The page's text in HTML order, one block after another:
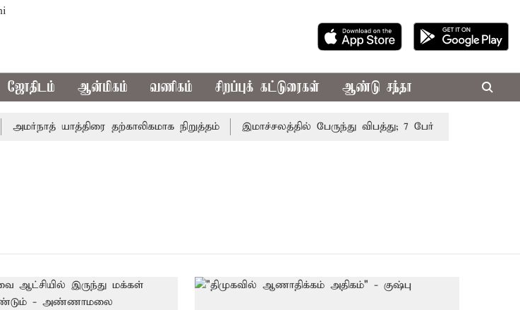
ஜோதிடம் ஆன்மிகம் வணிகம் சிறப்புக் கட்டுரைகள் ஆண்டு சந்தா
அமர்நாத் யாத்திரை தற்காலிகமாக நிறுத்தம் இமாச்சலத்தில் பேருந்து விபத்து; 7 பேர் பலி - பிரதமர்